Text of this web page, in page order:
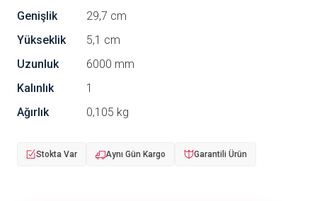
Genişlik
29,7 cm
Yükseklik
5,1 cm
Uzunluk
6000 mm
Kalınlık
1
Ağırlık
0,105 kg
Stokta Var Aynı Gün Kargo Garantili Ürün